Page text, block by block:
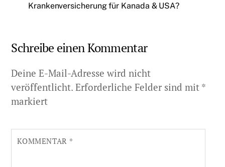
Krankenversicherung für Kanada & USA?
Schreibe einen Kommentar
Deine E-Mail-Adresse wird nicht
veröffentlicht. Erforderliche Felder sind mit *
markiert
KOMMENTAR *